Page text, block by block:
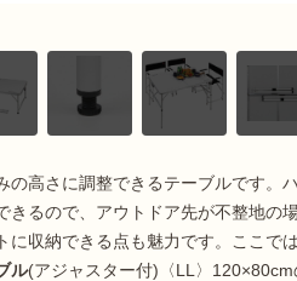
の高さに調整できるテーブルです。
きるので、アウトドア先が不整地の
に収納できる点も魅力です。ここで
ル(アジャスター付)〈LL〉120×80cm